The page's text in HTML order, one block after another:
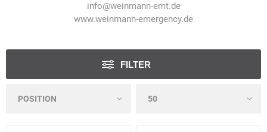
info@weinmann-emt.de
www.weinmann-emergency.de
FILTER